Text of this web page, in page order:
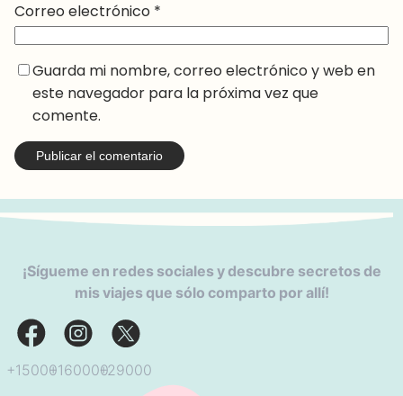
Correo electrónico *
Guarda mi nombre, correo electrónico y web en
este navegador para la próxima vez que
comente.
¡Sígueme en redes sociales y descubre secretos de
mis viajes que sólo comparto por allí!
+15000+160000+29000